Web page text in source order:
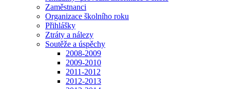
Zaměstnanci
Organizace školního roku
Přihlášky
Ztráty a nálezy
Soutěže a úspěchy
2008-2009
2009-2010
2011-2012
2012-2013